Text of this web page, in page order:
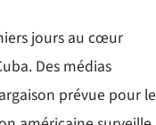
jours au cœur
Des médias
prévue pour le